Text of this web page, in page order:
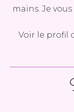
mains. Je
Voir le profil